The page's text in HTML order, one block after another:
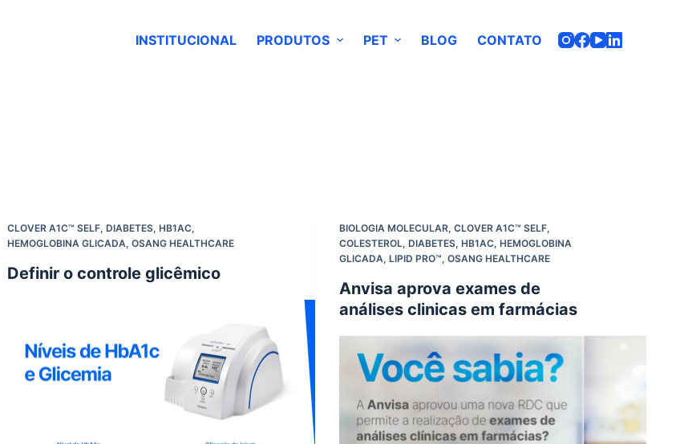
INSTITUCIONAL PRODUTOS PET BLOG CONTATO
CLOVER A1C™ SELF,DIABETES,HB1AC,
HEMOGLOBINA GLICADA,OSANG HEALTHCARE
Definir o controle glicêmico
BIOLOGIA MOLECULAR, CLOVER A1C™ SELF,
COLESTEROL, DIABETES, HB1AC, HEMOGLOBINA
GLICADA, LIPID PRO™, OSANG HEALTHCARE
Anvisa aprova exames de
análises clinicas em farmácias